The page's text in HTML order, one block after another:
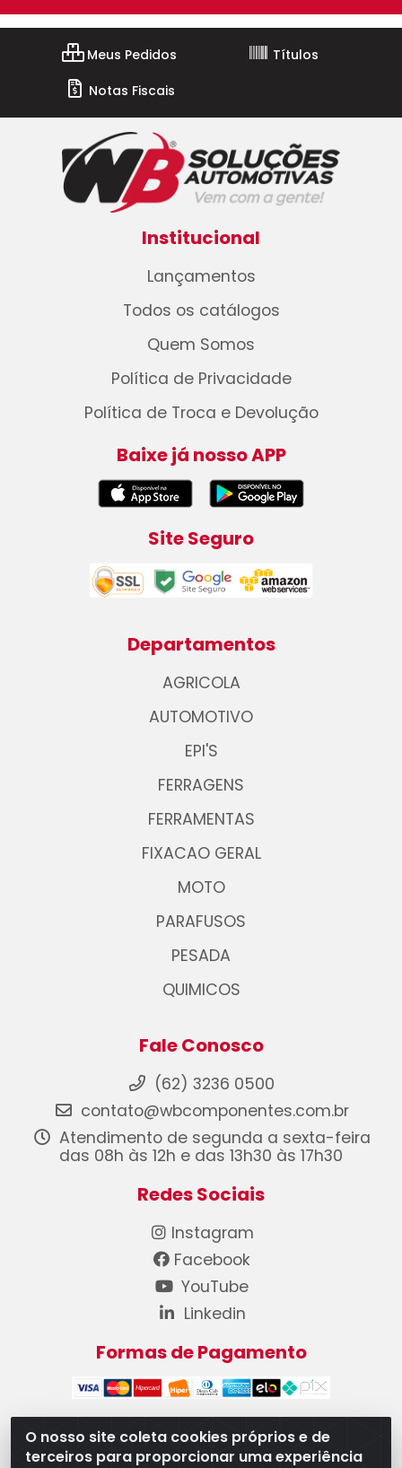
O nosso site coleta cookies próprios e de
terceiros para proporcionar uma experiência
Meus Pedidos
Títulos
Notas Fiscais
Institucional
Lançamentos
Todos os catálogos
Quem Somos
Política de Privacidade
Política de Troca e Devolução
Baixe já nosso APP
Site Seguro
Departamentos
AGRICOLA
AUTOMOTIVO
EPI'S
FERRAGENS
FERRAMENTAS
FIXACAO GERAL
MOTO
PARAFUSOS
PESADA
QUIMICOS
Fale Conosco
(62) 3236 0500
contato@wbcomponentes.com.br
Atendimento de segunda a sexta-feira
das 08h às 12h e das 13h30 às 17h30
Redes Sociais
Instagram
Facebook
YouTube
Linkedin
Formas de Pagamento
WB Componentes Automotivos LTDA - CNPJ